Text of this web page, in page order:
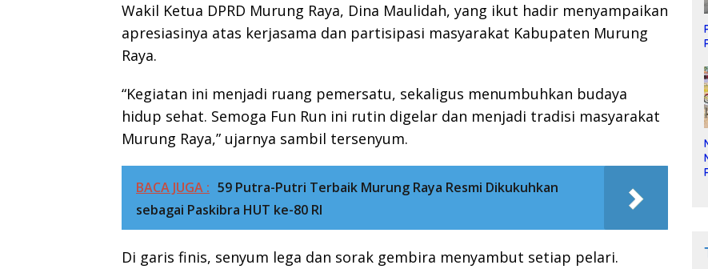
Wakil Ketua DPRD Murung Raya, Dina Maulidah, yang ikut hadir menyampaikan
apresiasinya atas kerjasama dan partisipasi masyarakat Kabupaten Murung
Raya.
“Kegiatan ini menjadi ruang pemersatu, sekaligus menumbuhkan budaya
hidup sehat. Semoga Fun Run ini rutin digelar dan menjadi tradisi masyarakat
Murung Raya,” ujarnya sambil tersenyum.
BACA JUGA : 59 Putra-Putri Terbaik Murung Raya Resmi Dikukuhkan
sebagai Paskibra HUT ke-80 RI
Di garis finis, senyum lega dan sorak gembira menyambut setiap pelari.